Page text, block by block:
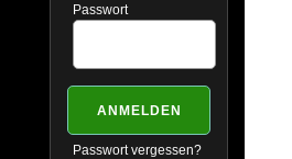
Passwort
Passwort vergessen?